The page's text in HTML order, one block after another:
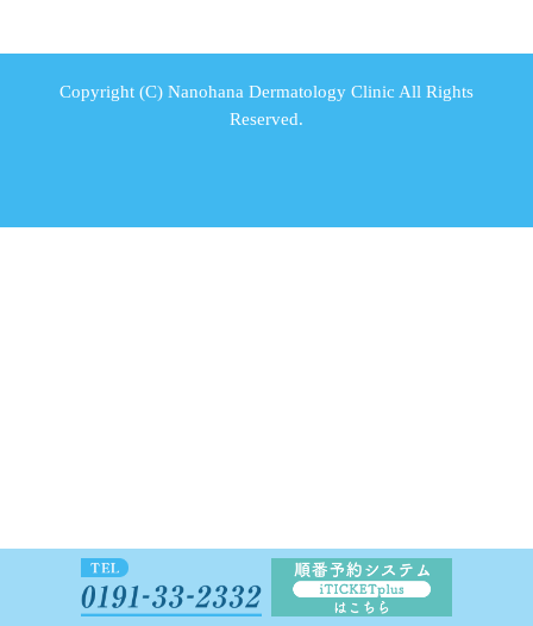
Copyright (C) Nanohana Dermatology Clinic All Rights
Reserved.